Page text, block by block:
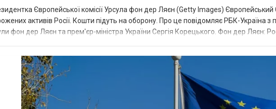
Європейської комісії Урсула фон дер Ляєн (Getty Images)
активів Росії. Кошти підуть на оборону. Про це повідомляє РБК-Україна
фон дер Ляєн та прем'єр-міністра України Сергія Корецького. Фон дер Ляєн: